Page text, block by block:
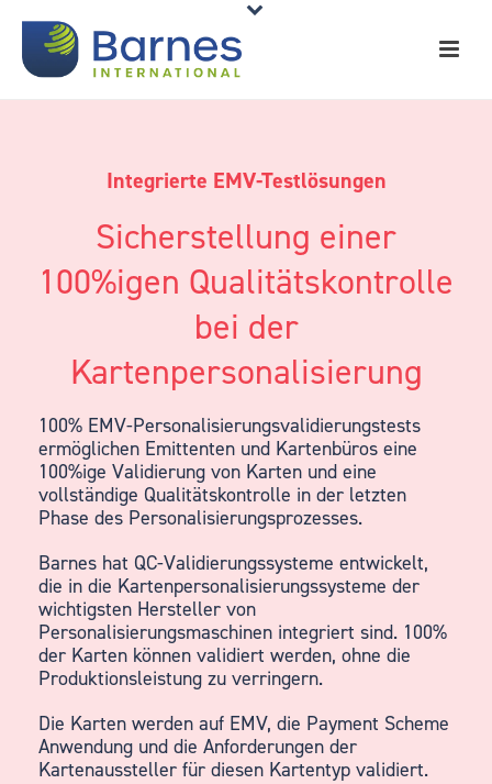
Integrierte EMV-Testlösungen
Sicherstellung einer
100%igen Qualitätskontrolle
bei der
Kartenpersonalisierung
100% EMV-Personalisierungsvalidierungstests
ermöglichen Emittenten und Kartenbüros eine
100%ige Validierung von Karten und eine
vollständige Qualitätskontrolle in der letzten
Phase des Personalisierungsprozesses.
Barnes hat QC-Validierungssysteme entwickelt,
die in die Kartenpersonalisierungssysteme der
wichtigsten Hersteller von
Personalisierungsmaschinen integriert sind. 100%
der Karten können validiert werden, ohne die
Produktionsleistung zu verringern.
Die Karten werden auf EMV, die Payment Scheme
Anwendung und die Anforderungen der
Kartenaussteller für diesen Kartentyp validiert.